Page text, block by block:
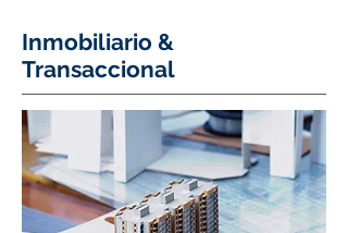
Inmobiliario &
Transaccional